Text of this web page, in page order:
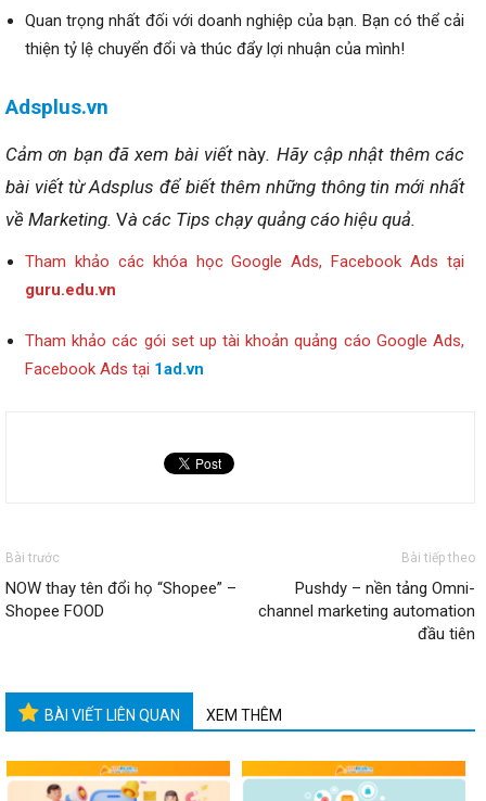
Quan trọng nhất đối với doanh nghiệp của bạn. Bạn có thể cải
thiện tỷ lệ chuyển đổi và thúc đẩy lợi nhuận của mình!
Adsplus.vn
Cảm ơn bạn đã xem bài viết này. Hãy cập nhật thêm các
bài viết từ Adsplus để biết thêm những thông tin mới nhất
về Marketing. Và các Tips chạy quảng cáo hiệu quả.
Tham khảo các khóa học Google Ads, Facebook Ads tại
guru.edu.vn
Tham khảo các gói set up tài khoản quảng cáo Google Ads,
Facebook Ads tại 1ad.vn
Bài trước
NOW thay tên đổi họ “Shopee” –
Shopee FOOD
Bài tiếp theo
Pushdy – nền tảng Omni-
channel marketing automation
đầu tiên
BÀI VIẾT LIÊN QUAN XEM THÊM